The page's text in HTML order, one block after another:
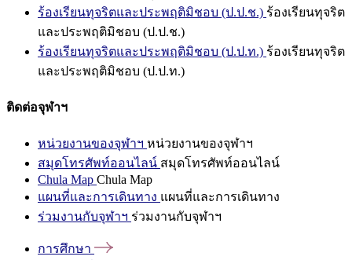
ร้องเรียนทุจริตและประพฤติมิชอบ (ป.ป.ช.) ร้องเรียนทุจริต
และประพฤติมิชอบ (ป.ป.ช.)
ร้องเรียนทุจริตและประพฤติมิชอบ (ป.ป.ท.) ร้องเรียนทุจริต
และประพฤติมิชอบ (ป.ป.ท.)
ติดต่อจุฬาฯ
หน่วยงานของจุฬาฯ หน่วยงานของจุฬาฯ
สมุดโทรศัพท์ออนไลน์ สมุดโทรศัพท์ออนไลน์
Chula Map Chula Map
แผนที่และการเดินทาง แผนที่และการเดินทาง
ร่วมงานกับจุฬาฯ ร่วมงานกับจุฬาฯ
การศึกษา